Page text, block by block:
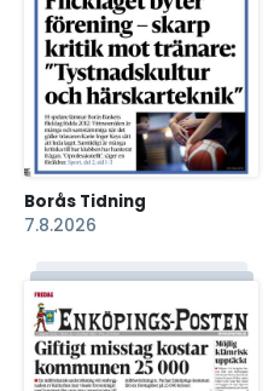
Borås Tidning
7.8.2026